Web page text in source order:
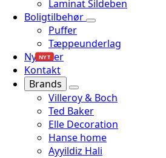
Laminat Sildeben
Boligtilbehør
Puffer
Tæppeunderlag
Nyheder
NYT
Kontakt
Brands
Villeroy & Boch
Ted Baker
Elle Decoration
Hanse home
Ayyildiz Hali